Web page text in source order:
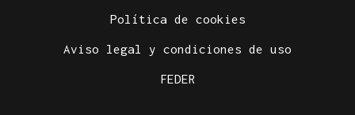
Política de cookies
Aviso legal y condiciones de uso
FEDER